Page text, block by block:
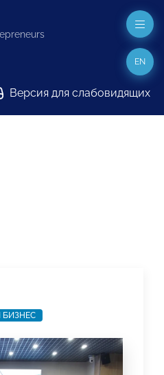
Версия для слабовидящих
EN
БИЗНЕС